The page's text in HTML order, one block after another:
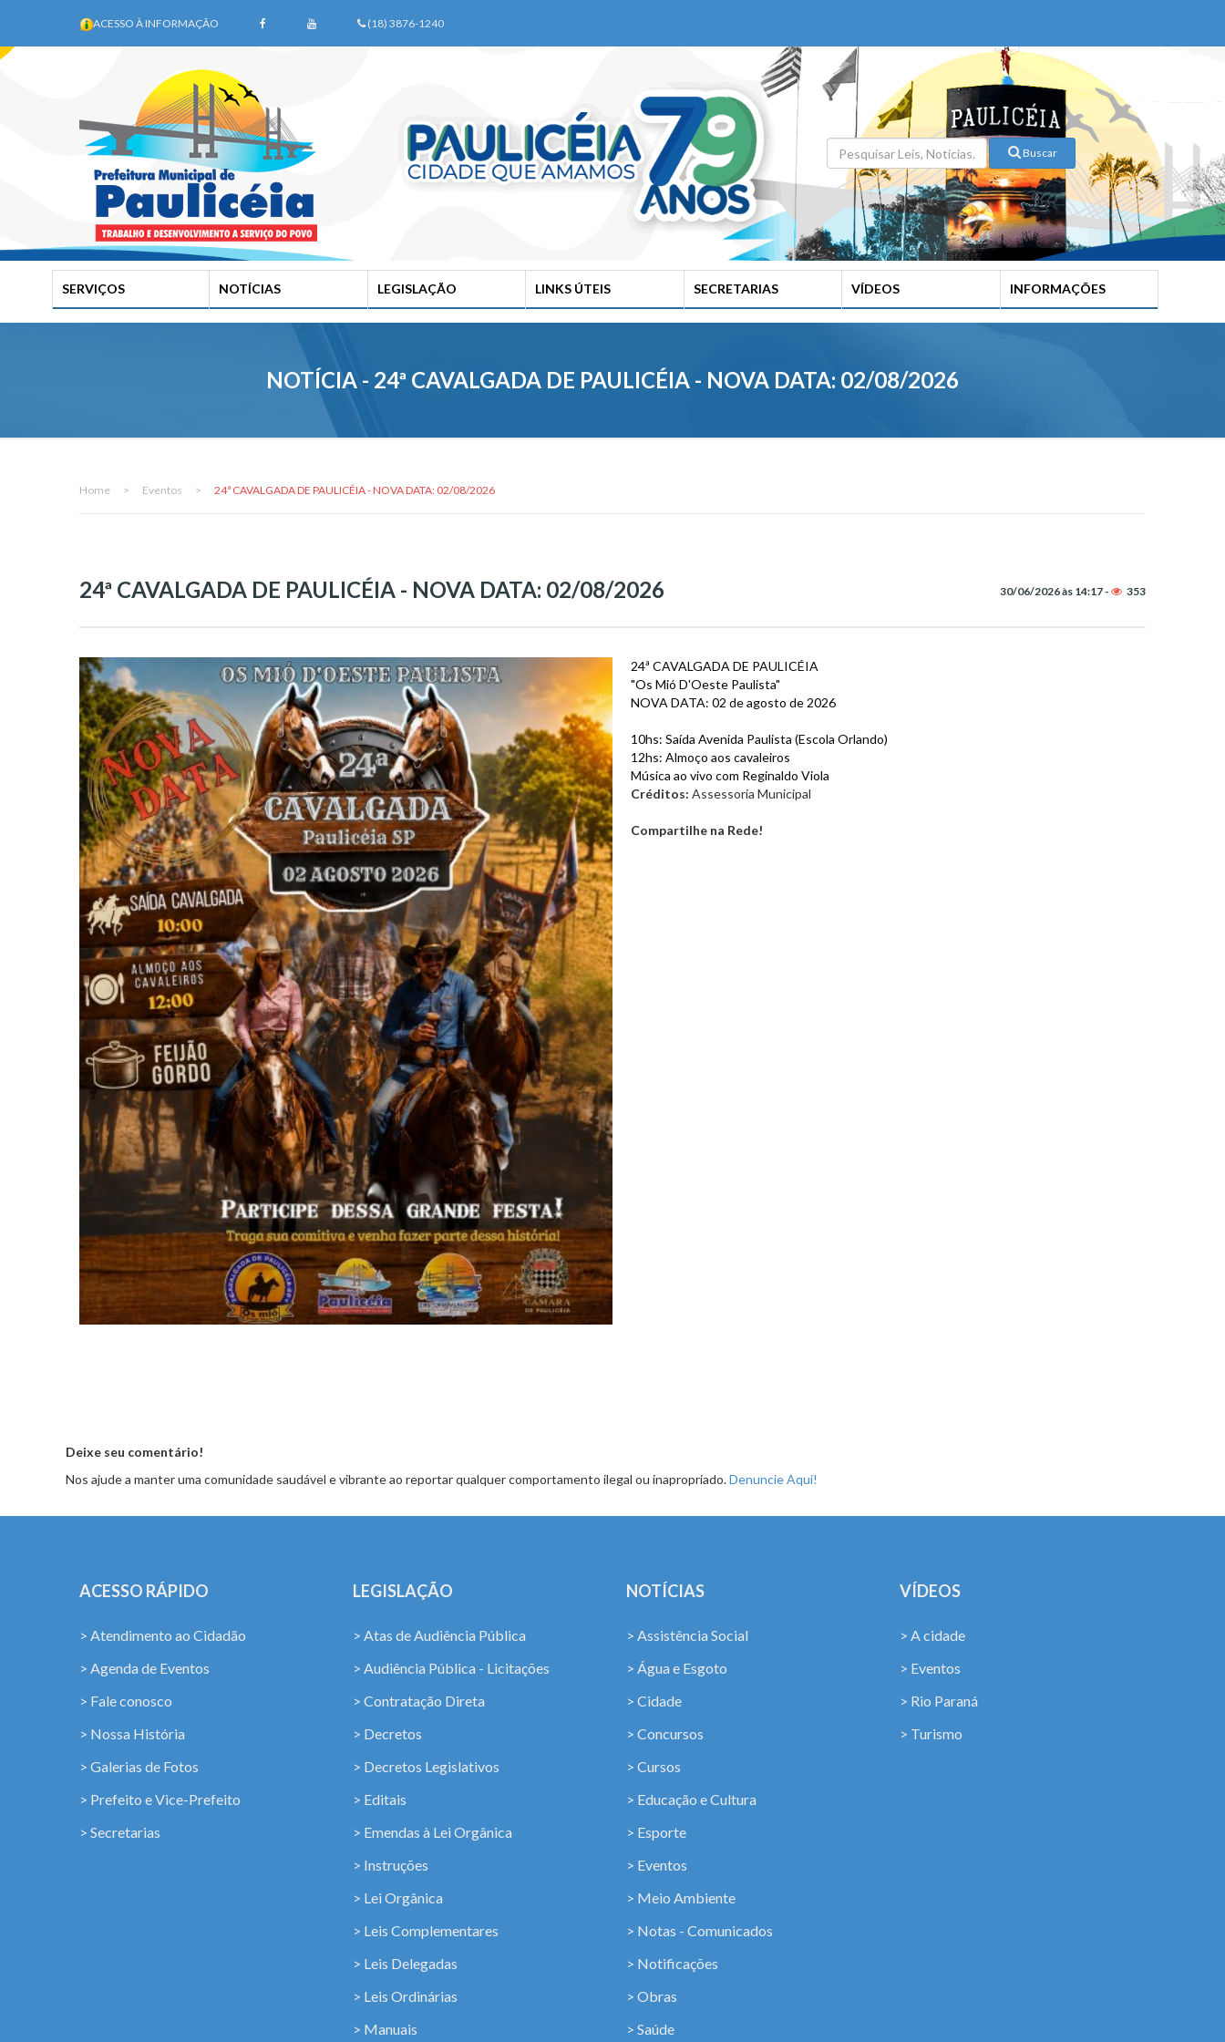
ACESSO À INFORMAÇÃO (18) 3876-1240
Buscar
SERVIÇOS NOTÍCIAS LEGISLAÇÃO LINKS ÚTEIS SECRETARIAS VÍDEOS INFORMAÇÕES
NOTÍCIA - 24ª CAVALGADA DE PAULICÉIA - NOVA DATA: 02/08/2026
Home > Eventos > 24ª CAVALGADA DE PAULICÉIA - NOVA DATA: 02/08/2026
24ª CAVALGADA DE PAULICÉIA - NOVA DATA: 02/08/2026 30/06/2026 às 14:17 - 353
24ª CAVALGADA DE PAULICÉIA
"Os Mió D'Oeste Paulista"
NOVA DATA: 02 de agosto de 2026
10hs: Saída Avenida Paulista (Escola Orlando)
12hs: Almoço aos cavaleiros
Música ao vivo com Reginaldo Viola
Créditos: Assessoria Municipal
Compartilhe na Rede!
Deixe seu comentário!
Nos ajude a manter uma comunidade saudável e vibrante ao reportar qualquer comportamento ilegal ou inapropriado.Denuncie Aqui!
ACESSO RÁPIDO
> Atendimento ao Cidadão
> Agenda de Eventos
> Fale conosco
> Nossa História
> Galerias de Fotos
> Prefeito e Vice-Prefeito
> Secretarias
LEGISLAÇÃO
> Atas de Audiência Pública
> Audiência Pública - Licitações
> Contratação Direta
> Decretos
> Decretos Legislativos
> Editais
> Emendas à Lei Orgânica
> Instruções
> Lei Orgânica
> Leis Complementares
> Leis Delegadas
> Leis Ordinárias
> Manuais
NOTÍCIAS
> Assistência Social
> Água e Esgoto
> Cidade
> Concursos
> Cursos
> Educação e Cultura
> Esporte
> Eventos
> Meio Ambiente
> Notas - Comunicados
> Notificações
> Obras
> Saúde
VÍDEOS
> A cidade
> Eventos
> Rio Paraná
> Turismo